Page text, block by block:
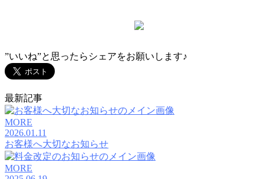
”いいね”と思ったらシェアをお願いします♪
最新記事
MORE
2026.01.11
お客様へ大切なお知らせ
MORE